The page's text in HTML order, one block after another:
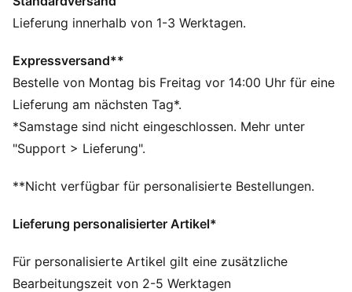
Hergestellt aus mindestens 20 % recycelter
Baumwolle.
Relaxed Fit
Single Jersey
Reguläre Länge
Rundhalsausschnitt
Kurze Ärmel
PUMA Branding-Details
Teenager zwischen 8 und 16 Jahren
Lieferung innerhalb von 1-3 Werktagen.
Expressversand**
Bestelle von Montag bis Freitag vor 14:00 Uhr für eine
Lieferung am nächsten Tag*.
*Samstage sind nicht eingeschlossen. Mehr unter
"Support > Lieferung".
**Nicht verfügbar für personalisierte Bestellungen.
Lieferung personalisierter Artikel*
Für personalisierte Artikel gilt eine zusätzliche
Bearbeitungszeit von 2-5 Werktagen